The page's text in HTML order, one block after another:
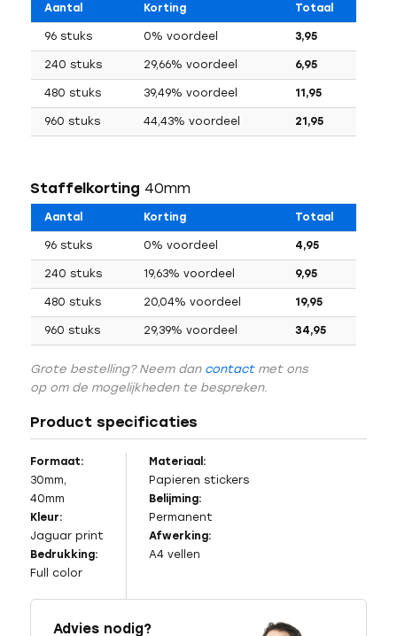
Aantal Korting Totaal
96 stuks 0% voordeel 3,95
240 stuks 29,66% voordeel 6,95
480 stuks 39,49% voordeel 11,95
960 stuks 44,43% voordeel 21,95
Staffelkorting 40mm
Aantal Korting Totaal
96 stuks 0% voordeel 4,95
240 stuks 19,63% voordeel 9,95
480 stuks 20,04% voordeel 19,95
960 stuks 29,39% voordeel 34,95
Grote bestelling? Neem dan contactmet ons
op om de mogelijkheden te bespreken.
Product specificaties
Formaat:
30mm,
40mm
Kleur:
Jaguar print
Bedrukking:
Full color
Materiaal:
Papieren stickers
Belijming:
Permanent
Afwerking:
A4 vellen
Advies nodig?